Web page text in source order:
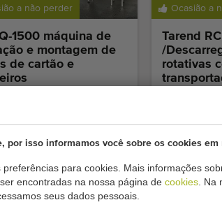
por isso informamos você sobre os cookies em
para cookies. Mais informações
encontradas na nossa página de cookies . Na
seus dados pessoais.
a não perder
1500 máquina de
e montagem de
de cartão e
Ocasião a
Tarend
/
rotativas